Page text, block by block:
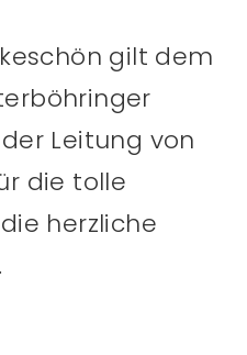
gilt dem
Leitung von
die tolle
herzliche